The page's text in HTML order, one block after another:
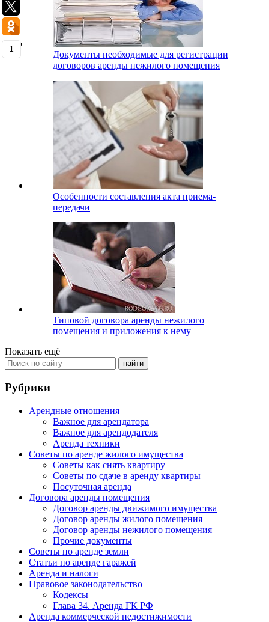
Документы необходимые для регистрации
договоров аренды нежилого помещения
Особенности составления акта приема-
передачи
Типовой договора аренды нежилого
помещения и приложения к нему
Показать ещё
Рубрики
Арендные отношения
Важное для арендатора
Важное для арендодателя
Аренда техники
Советы по аренде жилого имущества
Советы как снять квартиру
Советы по сдаче в аренду квартиры
Посуточная аренда
Договора аренды помещения
Договор аренды движимого имущества
Договор аренды жилого помещения
Договор аренды нежилого помещения
Прочие документы
Советы по аренде земли
Статьи по аренде гаражей
Аренда и налоги
Правовое законодательство
Кодексы
Глава 34. Аренда ГК РФ
Аренда коммерческой недостижимости
1